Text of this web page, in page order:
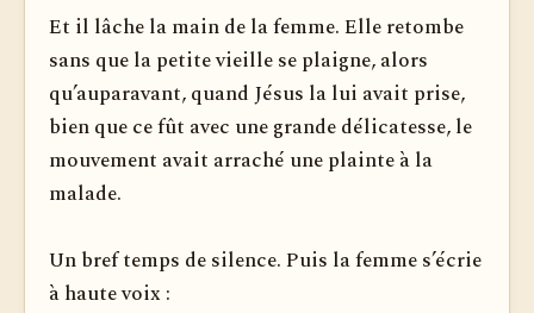
Et il lâche la main de la femme. Elle retombe
sans que la petite vieille se plaigne, alors
qu’auparavant, quand Jésus la lui avait prise,
bien que ce fût avec une grande délicatesse, le
mouvement avait arraché une plainte à la
malade.
Un bref temps de silence. Puis la femme s’écrie
à haute voix :